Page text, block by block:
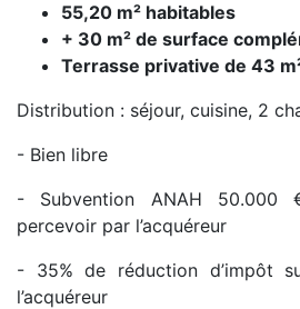
55,20 m² habitables
+ 30 m² de surface
Terrasse privative de 43
Distribution : séjour, cuisine, 2
- Bien libre
- Subvention ANAH 50.000
percevoir par l’acquéreur
- 35% de réduction d’impôt
l’acquéreur